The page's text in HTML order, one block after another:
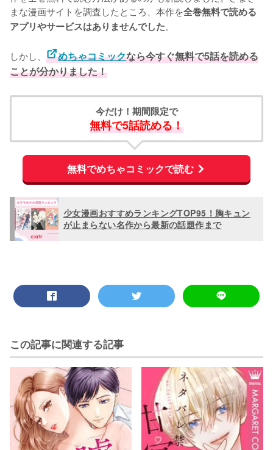
まな漫画サイトを調査したところ、本作を全巻無料で読める
アプリやサービスはありませんでした。
しかし、 めちゃコミックなら今すぐ無料で5話を読める
ことが分かりました！
今だけ！期間限定で
無料で5話読める！
無料でめちゃコミックで読む
少女漫画おすすめランキングTOP95！胸キュン
が止まらない名作から最新の話題作まで
この記事に関連する記事